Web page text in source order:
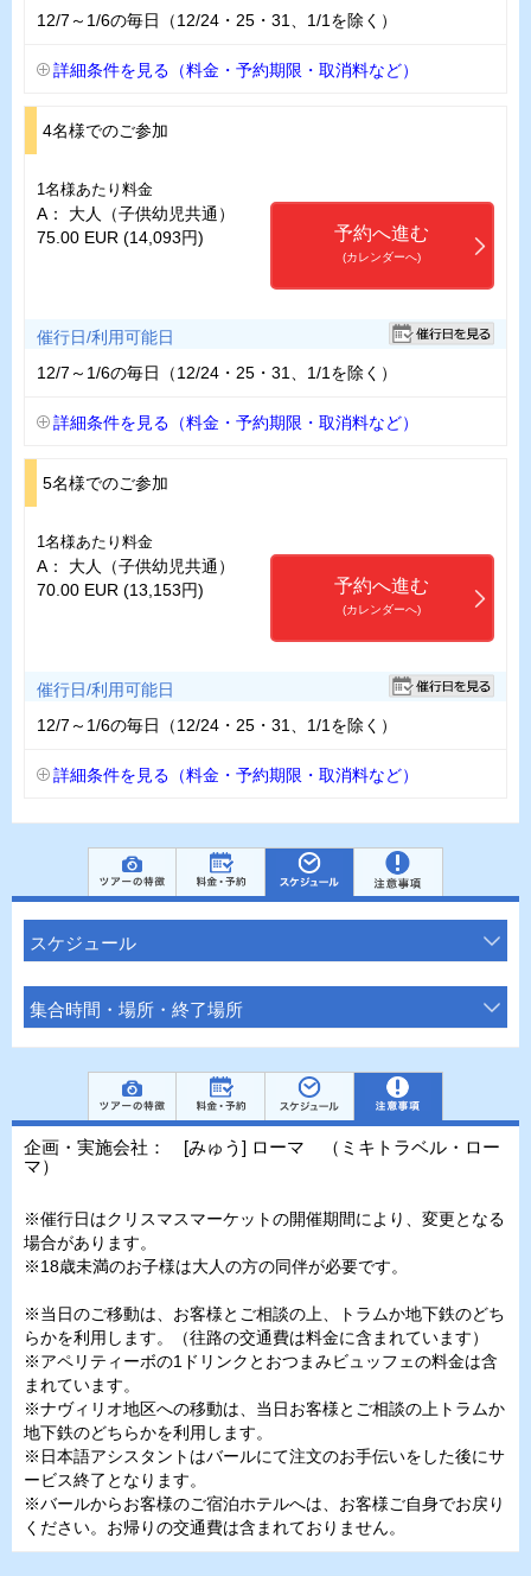
12/7～1/6の毎日（12/24・25・31、1/1を除く）
詳細条件を見る（料金・予約期限・取消料など）
4名様でのご参加
1名様あたり料金
A： 大人（子供幼児共通）
75.00 EUR (14,093円)
予約へ進む
(カレンダーへ)
催行日/利用可能日
12/7～1/6の毎日（12/24・25・31、1/1を除く）
詳細条件を見る（料金・予約期限・取消料など）
5名様でのご参加
1名様あたり料金
A： 大人（子供幼児共通）
70.00 EUR (13,153円)
予約へ進む
(カレンダーへ)
催行日/利用可能日
12/7～1/6の毎日（12/24・25・31、1/1を除く）
詳細条件を見る（料金・予約期限・取消料など）
スケジュール
集合時間・場所・終了場所
企画・実施会社： [みゅう] ローマ （ミキトラベル・ロー
マ）
※催行日はクリスマスマーケットの開催期間により、変更となる
場合があります。
※18歳未満のお子様は大人の方の同伴が必要です。
※当日のご移動は、お客様とご相談の上、トラムか地下鉄のどち
らかを利用します。（往路の交通費は料金に含まれています）
※アペリティーボの1ドリンクとおつまみビュッフェの料金は含
まれています。
※ナヴィリオ地区への移動は、当日お客様とご相談の上トラムか
地下鉄のどちらかを利用します。
※日本語アシスタントはバールにて注文のお手伝いをした後にサ
ービス終了となります。
※バールからお客様のご宿泊ホテルへは、お客様ご自身でお戻り
ください。お帰りの交通費は含まれておりません。